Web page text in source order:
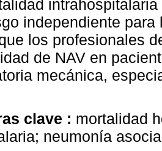
independiente
los profesionales
de NAV en
mecánica,
clave : mortalidad
neumonía